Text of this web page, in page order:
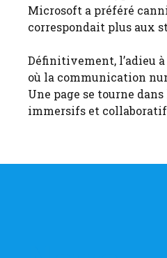
Microsoft a préféré
correspondait plus aux
Définitivement, l’adieu
où la communication
Une page se tourne
immersifs et